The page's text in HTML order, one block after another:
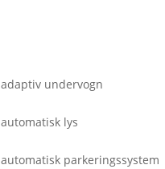
adaptiv undervogn
automatisk lys
automatisk parkeringssystem